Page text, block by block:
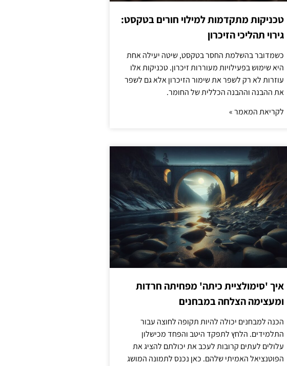
טכניקות מתקדמות למילוי חורים בטקסט:
גירוי תהליכי הזיכרון
כשמדובר בהשלמת החסר בטקסט, שיטה יעילה אחת
היא שימוש בפעילויות מעוררות זיכרון. טכניקות אלו
עוזרות לא רק לשפר את שימור הזיכרון אלא גם לשפר
את ההבנה וההבנה הכללית של החומר.
לקריאת המאמר »
איך 'סימולציית כיתה' מפחיתה חרדות
ומעצימה הצלחה במבחנים
הכנה למבחנים יכולה להיות תקופה לחוצה עבור
התלמידים. הלחץ לתפקד היטב והפחד מכישלון
עלולים לעתים קרובות לעכב את יכולתם להציג את
הפוטנציאל האמיתי שלהם. כאן נכנס לתמונה המושג